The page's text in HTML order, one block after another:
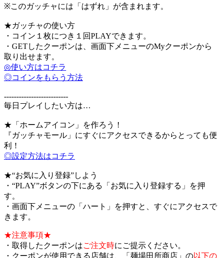
※このガッチャには「はずれ」が含まれます。
★ガッチャの使い方
・コイン１枚につき１回PLAYできます。
・GETしたクーポンは、画面下メニューのMyクーポンから
取り出せます。
◎使い方はコチラ
◎コインをもらう方法
--------------------------
毎日プレイしたい方は…
★「ホームアイコン」を作ろう！
『ガッチャモール」にすぐにアクセスできるからとっても便
利！
◎設定方法はコチラ
★“お気に入り登録”しよう
・“PLAY”ボタンの下にある「お気に入り登録する」を押
す。
・画面下メニューの「ハート」を押すと、すぐにアクセスで
きます。
★注意事項★
・取得したクーポンはご注文時にご提示ください。
・クーポンが使用できる店舗は、「麺場田所商店」の以下の